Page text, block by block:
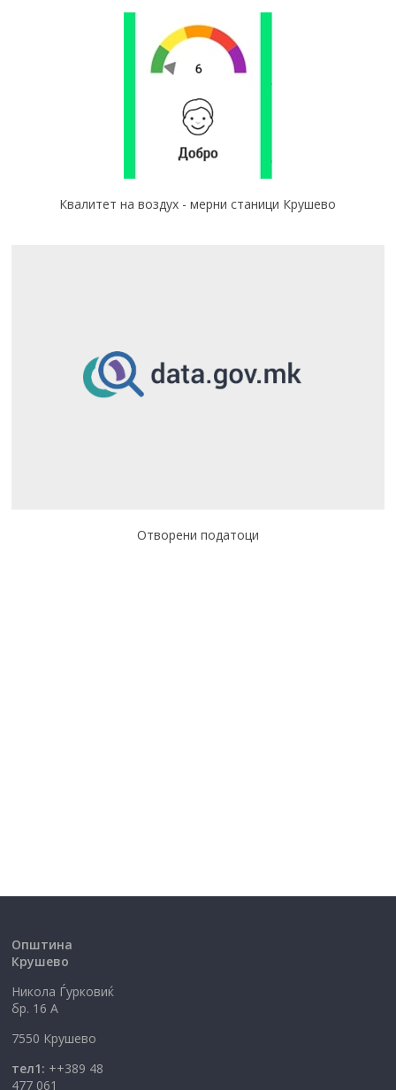
Квалитет на воздух - мерни станици Крушево
Отворени податоци
Општина
Крушево
Никола Ѓурковиќ
бр. 16 А
7550 Крушево
тел1: ++389 48
477 061